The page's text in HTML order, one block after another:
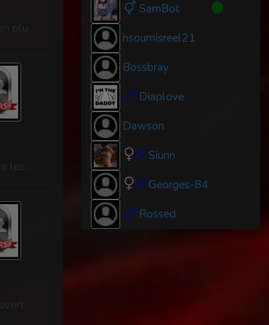
SamBot
hsoumisreel21
Bossbray
Diaplove
Dawson
Siunn
Georges-84
Rossed